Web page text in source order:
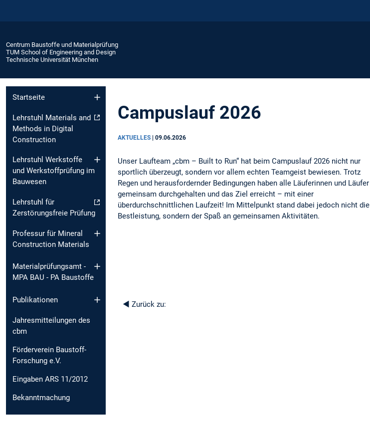
Centrum Baustoffe und Materialprüfung
TUM School of Engineering and Design
Technische Universität München
Startseite
Lehrstuhl Materials and
Methods in Digital
Construction
Lehrstuhl Werkstoffe
und Werkstoffprüfung im
Bauwesen
Lehrstuhl für
Zerstörungsfreie Prüfung
Professur für Mineral
Construction Materials
Materialprüfungsamt -
MPA BAU - PA Baustoffe
Publikationen
Jahresmitteilungen des
cbm
Förderverein Baustoff-
Forschung e.V.
Eingaben ARS 11/2012
Bekanntmachung
Campuslauf 2026
AKTUELLES | 09.06.2026
Unser Laufteam „cbm – Built to Run“ hat beim Campuslauf 2026 nicht nur
sportlich überzeugt, sondern vor allem echten Teamgeist bewiesen. Trotz
Regen und herausfordernder Bedingungen haben alle Läuferinnen und Läufer
gemeinsam durchgehalten und das Ziel erreicht – mit einer
überdurchschnittlichen Laufzeit! Im Mittelpunkt stand dabei jedoch nicht die
Bestleistung, sondern der Spaß an gemeinsamen Aktivitäten.
◄ Zurück zu: